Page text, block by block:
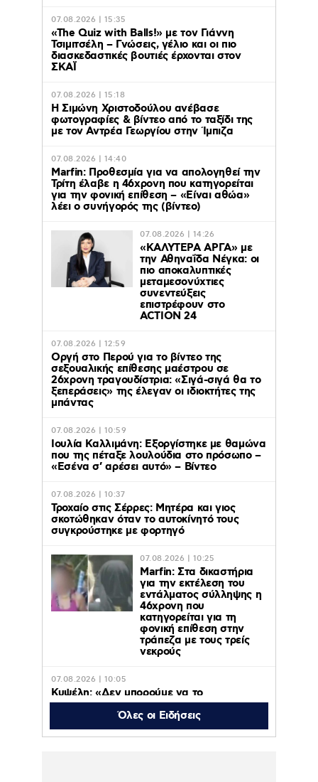
07.08.2026 | 15:35
«The Quiz with Balls!» με τον Γιάννη
Τσιμιτσέλη – Γνώσεις, γέλιο και οι πιο
διασκεδαστικές βουτιές έρχονται στον
ΣΚΑΪ
07.08.2026 | 15:18
Η Σιμώνη Χριστοδούλου ανέβασε
φωτογραφίες & βίντεο από το ταξίδι της
με τον Αντρέα Γεωργίου στην Ίμπιζα
07.08.2026 | 14:40
Marfin: Προθεσμία για να απολογηθεί την
Τρίτη έλαβε η 46χρονη που κατηγορείται
για την φονική επίθεση – «Είναι αθώα»
λέει ο συνήγορός της (βίντεο)
07.08.2026 | 14:26
«ΚΑΛΥΤΕΡΑ ΑΡΓΑ» με
την Αθηναΐδα Νέγκα: οι
πιο αποκαλυπτικές
μεταμεσονύχτιες
συνεντεύξεις
επιστρέφουν στο
ACTION 24
07.08.2026 | 12:59
Οργή στο Περού για το βίντεο της
σεξουαλικής επίθεσης μαέστρου σε
26χρονη τραγουδίστρια: «Σιγά-σιγά θα το
ξεπεράσεις» της έλεγαν οι ιδιοκτήτες της
μπάντας
07.08.2026 | 10:59
Ιουλία Καλλιμάνη: Εξοργίστηκε με θαμώνα
που της πέταξε λουλούδια στο πρόσωπο –
«Εσένα σ’ αρέσει αυτό» – Βίντεο
07.08.2026 | 10:37
Τροχαίο στις Σέρρες: Μητέρα και γιος
σκοτώθηκαν όταν το αυτοκίνητό τους
συγκρούστηκε με φορτηγό
07.08.2026 | 10:25
Marfin: Στα δικαστήρια
για την εκτέλεση του
εντάλματος σύλληψης η
46χρονη που
κατηγορείται για τη
φονική επίθεση στην
τράπεζα με τους τρείς
νεκρούς
07.08.2026 | 10:05
Κυψέλη: «Δεν μπορούμε να το
πιστέψουμε», λέει σοκαρισμένο το ζευγάρι
των Αμερικανών που «υιοθέτησε» τον
26χρονο Αφγανό στη Λέσβο
Όλες οι Ειδήσεις